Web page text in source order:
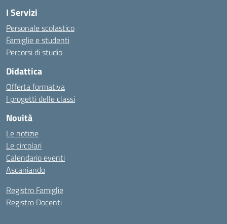
I Servizi
Personale scolastico
Famiglie e studenti
Percorsi di studio
Didattica
Offerta formativa
I progetti delle classi
Novità
Le notizie
Le circolari
Calendario eventi
Ascaniando
Registro Famiglie
Registro Docenti